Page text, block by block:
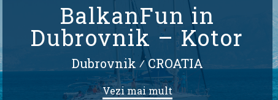
BalkanFun in
Dubrovnik – Kotor
Dubrovnik ⁄CROATIA
Vezi mai mult